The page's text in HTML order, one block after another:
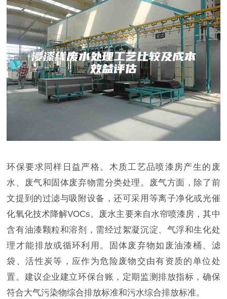
环保要求同样日益严格。木质工艺品喷漆房产生的废
水、废气和固体废弃物需分类处理。废气方面，除了前
文提到的过滤与吸附设备，还可采用等离子净化或光催
化氧化技术降解VOCs。废水主要来自水帘喷漆房，其中
含有油漆颗粒和溶剂，需经过絮凝沉淀、气浮和生化处
理才能排放或循环利用。固体废弃物如废油漆桶、滤
袋、活性炭等，应作为危险废物交由有资质的单位处
置。建议企业建立环保台账，定期监测排放指标，确保
符合大气污染物综合排放标准和污水综合排放标准。